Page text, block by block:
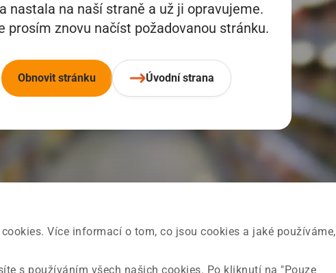
Více informací o tom, co jsou cookies a jaké používáme,
s používáním všech našich cookies. Po kliknutí na "Pouze
nastala na naší straně a už ji opravujeme.
prosím znovu načíst požadovanou stránku.
Obnovit stránku Úvodní strana